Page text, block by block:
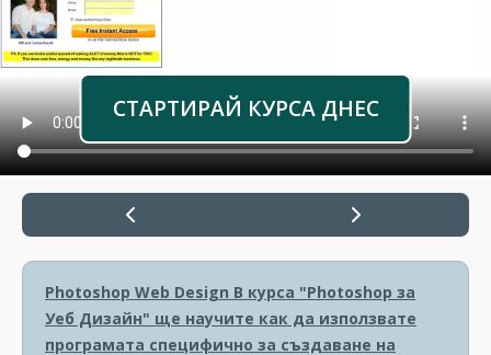
СТАРТИРАЙ КУРСА ДНЕС
Photoshop Web Design В курса "Photoshop за
Уеб Дизайн" ще научите как да използвате
програмата специфично за създаване на